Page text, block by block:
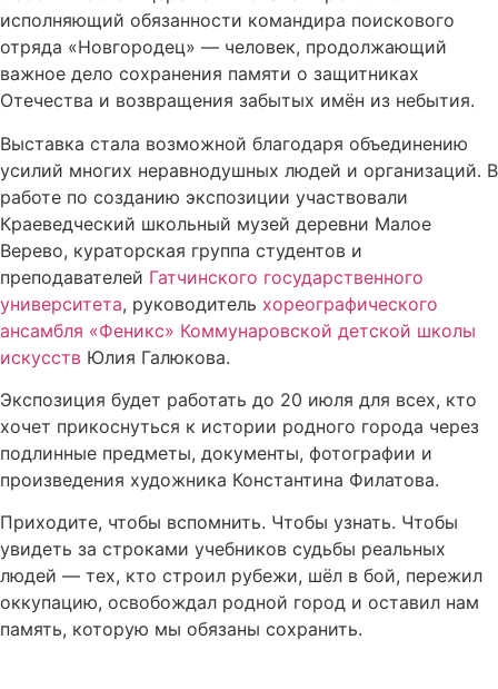
исполняющий обязанности командира поискового
отряда «Новгородец» — человек, продолжающий
важное дело сохранения памяти о защитниках
Отечества и возвращения забытых имён из небытия.
Выставка стала возможной благодаря объединению
усилий многих неравнодушных людей и организаций. В
работе по созданию экспозиции участвовали
Краеведческий школьный музей деревни Малое
Верево, кураторская группа студентов и
преподавателей Гатчинского государственного
университета, руководитель хореографического
ансамбля «Феникс» Коммунаровской детской школы
искусств Юлия Галюкова.
Экспозиция будет работать до 20 июля для всех, кто
хочет прикоснуться к истории родного города через
подлинные предметы, документы, фотографии и
произведения художника Константина Филатова.
Приходите, чтобы вспомнить. Чтобы узнать. Чтобы
увидеть за строками учебников судьбы реальных
людей — тех, кто строил рубежи, шёл в бой, пережил
оккупацию, освобождал родной город и оставил нам
память, которую мы обязаны сохранить.